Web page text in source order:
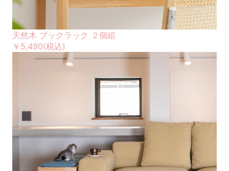
天然木 ブックラック ２個組
￥5,490(税込)